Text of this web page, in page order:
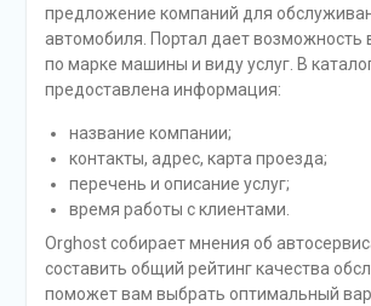
предложение компаний для
автомобиля. Портал дает возможность
по марке машины и виду услуг. В
предоставлена информация:
название компании;
контакты, адрес, карта проезда;
перечень и описание услуг;
время работы с клиентами.
Orghost собирает мнения об
составить общий рейтинг качества
поможет вам выбрать оптимальный